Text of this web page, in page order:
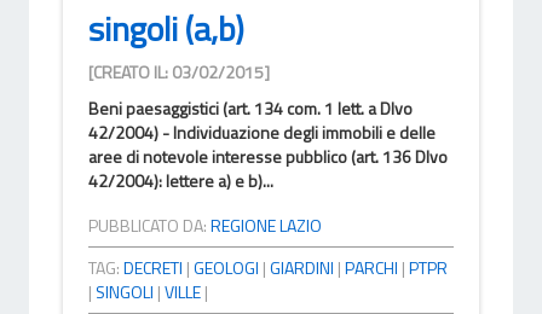
singoli (a,b)
[CREATO IL: 03/02/2015]
Beni paesaggistici (art. 134 com. 1 lett. a Dlvo
42/2004) - Individuazione degli immobili e delle
aree di notevole interesse pubblico (art. 136 Dlvo
42/2004): lettere a) e b)...
PUBBLICATO DA:REGIONE LAZIO
TAG:DECRETI |GEOLOGI |GIARDINI |PARCHI |PTPR
| SINGOLI |VILLE|